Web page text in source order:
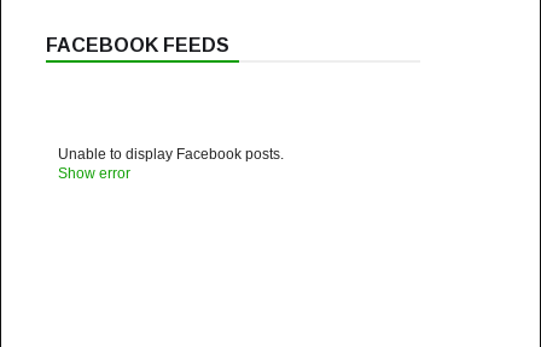
FACEBOOK FEEDS
Unable to display Facebook posts.
Show error